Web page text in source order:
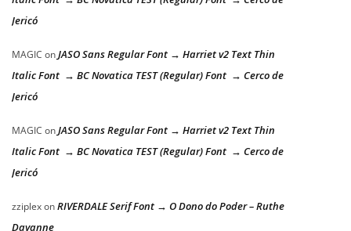
Jericó
MAGIC onJASO Sans Regular Font → Harriet v2 Text Thin
Italic Font → BC Novatica TEST (Regular) Font → Cerco de
Jericó
MAGIC onJASO Sans Regular Font → Harriet v2 Text Thin
Italic Font → BC Novatica TEST (Regular) Font → Cerco de
Jericó
zziplexonRIVERDALE Serif Font → O Dono do Poder – Ruthe
Dayanne